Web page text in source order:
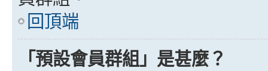
回頂端
「預設會員群組」是甚麼？